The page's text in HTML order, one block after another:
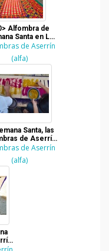
Alfombra de
Santa en La
Guatemala
de Aserrín
(alfa)
Santa, las
de Aserrín
pueden faltar
de Aserrín
(alfa)